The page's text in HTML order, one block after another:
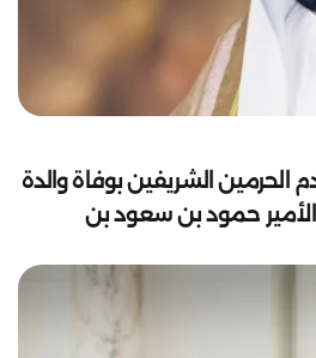
الحرمين الشريفين بوفاة والدة
حمود بن سعود بن